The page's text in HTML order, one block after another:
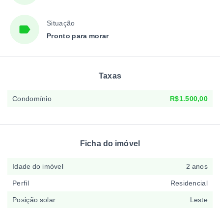
Situação
Pronto para morar
Taxas
Condomínio R$1.500,00
Ficha do imóvel
Idade do imóvel 2 anos
Perfil Residencial
Posição solar Leste